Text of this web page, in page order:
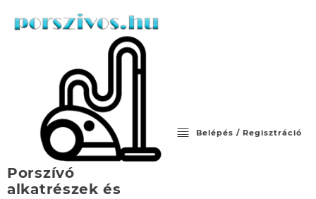
Porszívó
alkatrészek és
Belépés / Regisztráció